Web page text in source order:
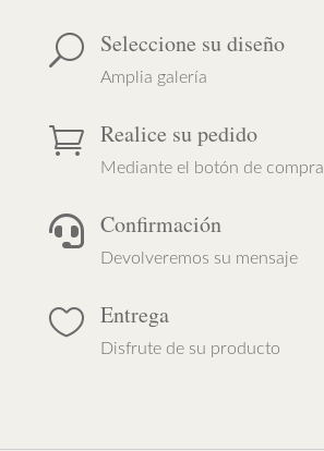
U Seleccione su diseño
Amplia galería
 Realice su pedido
Mediante el botón de compra
 Confirmación
Devolveremos su mensaje
 Entrega
Disfrute de su producto